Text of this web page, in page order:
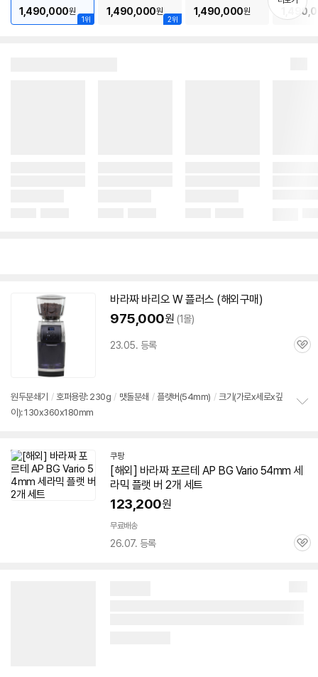
기
1위
1,490,000원
2위
1,490,000원 1,490,000원
바라짜 바리오 W 플러스 (해외구매)
975,000원 (1몰)
23.05. 등록
관
원두분쇄기 / 호퍼용량: 230g / 맷돌분쇄 / 플랫버 (54mm) / 크기(가로x세로x깊
이): 130x360x180mm
기
쿠팡
[해외] 바라짜 포르테 AP BG Vario 54mm 세
라믹 플랫 버 2개 세트
123,200원
무료배송
26.07. 등록
관